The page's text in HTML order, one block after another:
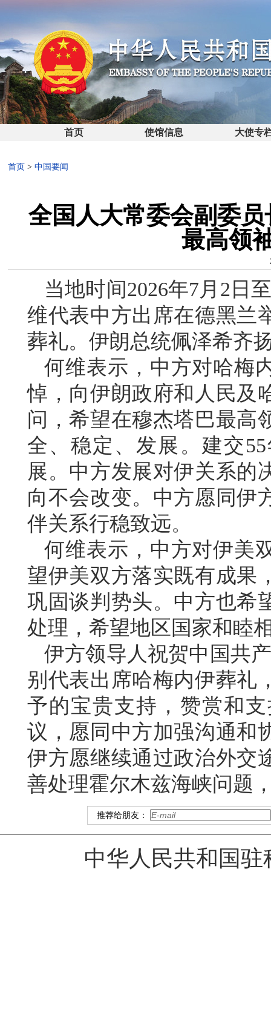
首页 使馆信息 大使专
首页 > 中国要闻
全国人大常委会副委
最高领
当地时间2026年7月2日
维代表中方出席在德黑兰
葬礼。伊朗总统佩泽希齐
何维表示，中方对哈梅
悼，向伊朗政府和人民及
问，希望在穆杰塔巴最高
全、稳定、发展。建交
展。中方发展对伊关系的
向不会改变。中方愿同伊
伴关系行稳致远。
何维表示，中方对伊美
望伊美双方落实既有成果
巩固谈判势头。中方也希
处理，希望地区国家和睦
伊方领导人祝贺中国共
别代表出席哈梅内伊葬礼
予的宝贵支持，赞赏和
议，愿同中方加强沟通和
伊方愿继续通过政治外交
善处理霍尔木兹海峡问题
推荐给朋友：
中华人民共和国